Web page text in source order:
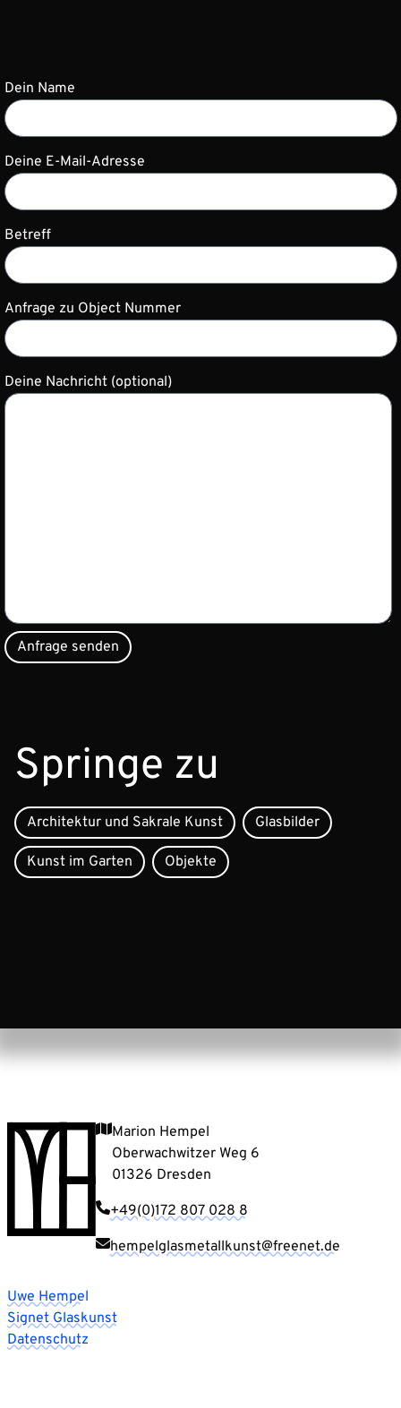
Dein Name
Deine E-Mail-Adresse
Betreff
Anfrage zu Object Nummer
Deine Nachricht (optional)
Springe zu
Architektur und Sakrale Kunst Glasbilder
Kunst im Garten Objekte
Marion Hempel
Oberwachwitzer Weg 6
01326 Dresden
+49(0)172 807 028 8
hempelglasmetallkunst@freenet.de
Uwe Hempel
Signet Glaskunst
Datenschutz